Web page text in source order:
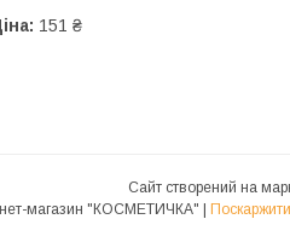
151 ₴
Сайт створений на